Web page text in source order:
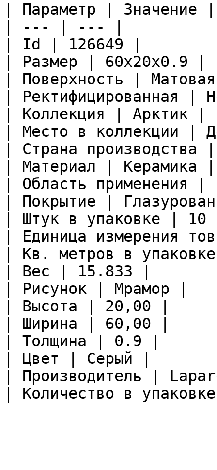
| Параметр | Значение |
| --- | --- |
| Id | 126649 |
| Размер | 60x20x0.9 |
| Поверхность |
| Ректифицированная |
| Коллекция | Арктик |
| Место в коллекции |
| Страна
| Материал | Керамика |
| Область применения
| Покрытие |
| Штук в упаковке |
| Единица измерения
| Кв. метров в
| Вес | 15.833 |
| Рисунок | Мрамор |
| Высота | 20,00 |
| Ширина | 60,00 |
| Толщина | 0.9 |
| Цвет | Серый |
| Производитель |
| Количество в